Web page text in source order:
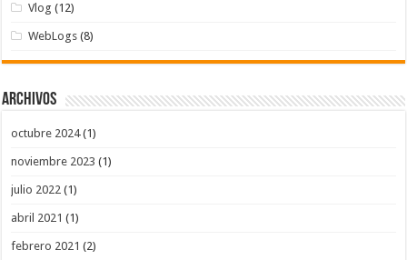
Vlog (12)
WebLogs (8)
Archivos
octubre 2024(1)
noviembre 2023 (1)
julio 2022 (1)
abril 2021 (1)
febrero 2021 (2)